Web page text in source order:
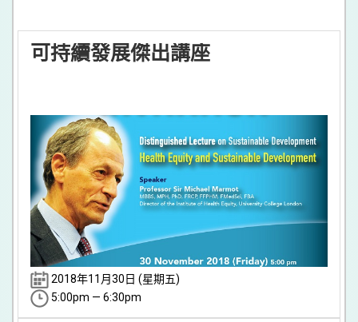
可持續發展傑出講座
2018年11月30日 (星期五)
5:00pm — 6:30pm